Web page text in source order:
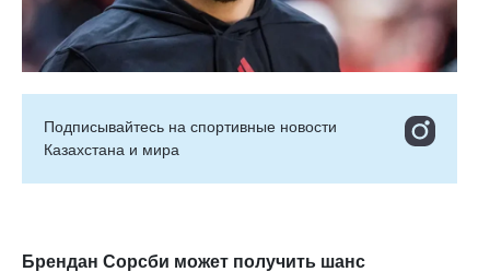
Подписывайтесь на cпортивные новости
Казахстана и мира
Брендан Сорсби может получить шанс